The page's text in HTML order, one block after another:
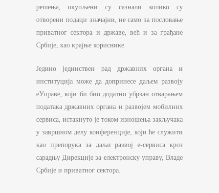
решења, окупљени су сазнали колико су
отворени подаци значајни, не само за пословање
приватног сектора и државе, већ и за грађане
Србије, као крајње кориснике.
Једино јединствен рад државних органа и
институција може да допринесе даљем развоју
еУправе, који би био додатно убрзан отварањем
података државних органа и развојем мобилних
сервиса, истакнуто је током изношења закључака
у завршном делу конференције, који ће служити
као препорука за даљи развој е-сервиса кроз
сарадњу Дирекције за електронску управу, Владе
Србије и приватног сектора.